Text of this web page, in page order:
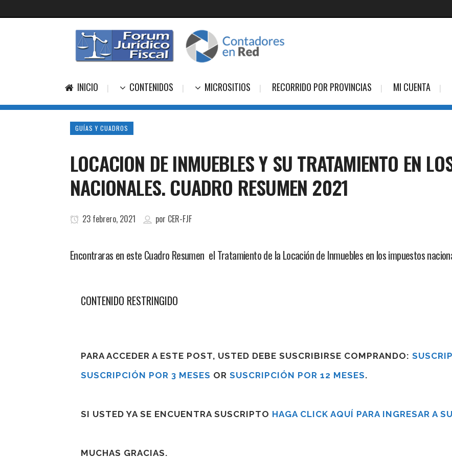
INICIO CONTENIDOS MICROSITIOS RECORRIDO POR PROVINCIAS MI CUENTA
GUÍAS Y CUADROS
LOCACION DE INMUEBLES Y SU TRATAMIENTO EN
NACIONALES. CUADRO RESUMEN 2021
23 febrero, 2021 por CER-FJF
Encontraras en este Cuadro Resumen el Tratamiento de la Locación de Inmuebles en los impuestos
CONTENIDO RESTRINGIDO
PARA ACCEDER A ESTE POST, USTED DEBE SUSCRIBIRSE COMPRANDO:
SUSCRIPCIÓN POR 3 MESES OR SUSCRIPCIÓN POR 12 MESES.
SI USTED YA SE ENCUENTRA SUSCRIPTO HAGA CLICK AQUÍ PARA INGRESAR A
MUCHAS GRACIAS.